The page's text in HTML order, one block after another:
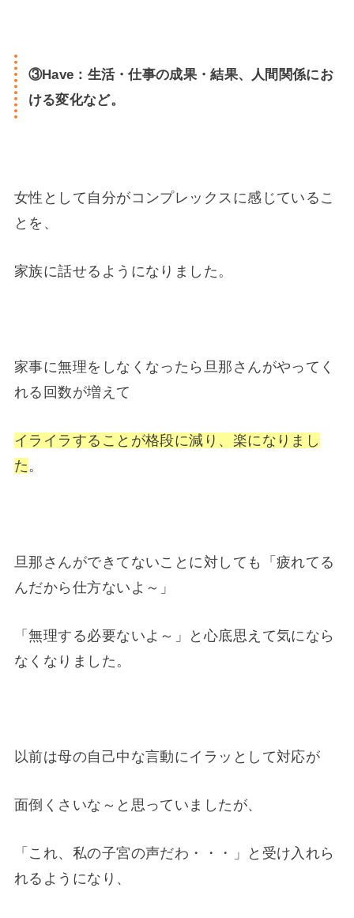
③Have：生活・仕事の成果・結果、人間関係にお
ける変化など。
女性として自分がコンプレックスに感じているこ
とを、
家族に話せるようになりました。
家事に無理をしなくなったら旦那さんがやってく
れる回数が増えて
イライラすることが格段に減り、楽になりまし
た。
旦那さんができてないことに対しても「疲れてる
んだから仕方ないよ～」
「無理する必要ないよ～」と心底思えて気になら
なくなりました。
以前は母の自己中な言動にイラッとして対応が
面倒くさいな～と思っていましたが、
「これ、私の子宮の声だわ・・・」と受け入れら
れるようになり、